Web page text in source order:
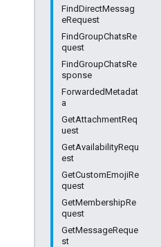
FindDirectMessag
eRequest
FindGroupChatsRe
quest
FindGroupChatsRe
sponse
ForwardedMetadat
a
GetAttachmentReq
uest
GetAvailabilityRequ
est
GetCustomEmojiRe
quest
GetMembershipRe
quest
GetMessageReque
st